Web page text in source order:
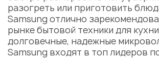
разогреть или приготовить
Samsung отлично
рынке бытовой техники для
долговечные, надежные
Samsung входят в топ лидеров